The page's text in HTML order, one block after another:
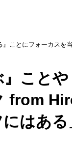
ことにフォーカスを
こと
from
はある